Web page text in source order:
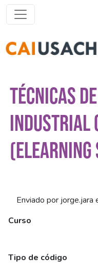
Pasar al contenido principal
TÉCNICAS
INDUSTRIAL
(ELEARNING
Enviado por jorge.jara
Curso
Tipo de código